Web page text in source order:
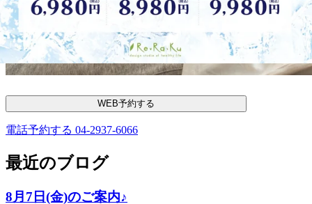
WEB予約する
電話予約する 04-2937-6066
最近のブログ
8月7日(金)のご案内♪